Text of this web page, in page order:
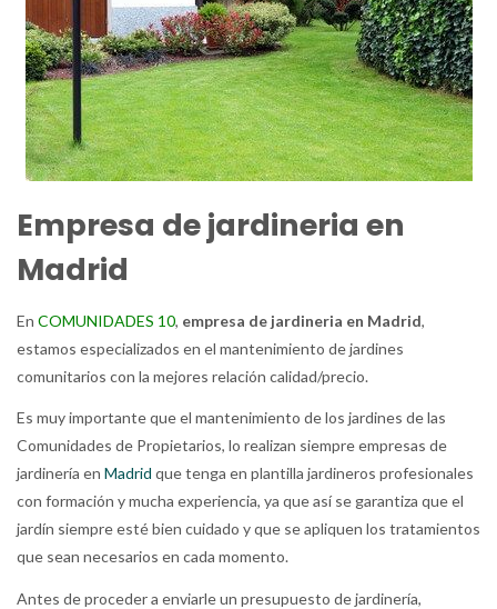
Empresa de jardineria en
Madrid
En COMUNIDADES 10, empresa de jardineria en Madrid,
estamos especializados en el mantenimiento de jardines
comunitarios con la mejores relación calidad/precio.
Es muy importante que el mantenimiento de los jardines de las
Comunidades de Propietarios, lo realizan siempre empresas de
jardinería en Madrid que tenga en plantilla jardineros profesionales
con formación y mucha experiencia, ya que así se garantiza que el
jardín siempre esté bien cuidado y que se apliquen los tratamientos
que sean necesarios en cada momento.
Antes de proceder a enviarle un presupuesto de jardinería,